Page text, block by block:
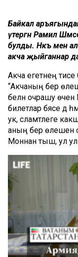
Байкал
үтергән Рамил
булды. Нәкъ менә
акча җыйганнар да,
Акча егетнең
“Акчаның бер
белән очрашу өчен
билетлар бәясе дә
ук, сәламәтлеге
аның бер өлешен
Моннан тыш, ул